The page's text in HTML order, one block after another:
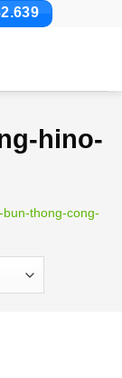
hino-
thong-cong-